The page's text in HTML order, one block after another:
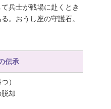
兵士が戦場に赴くとき
。おうし座の守護石。
伝承
）
却